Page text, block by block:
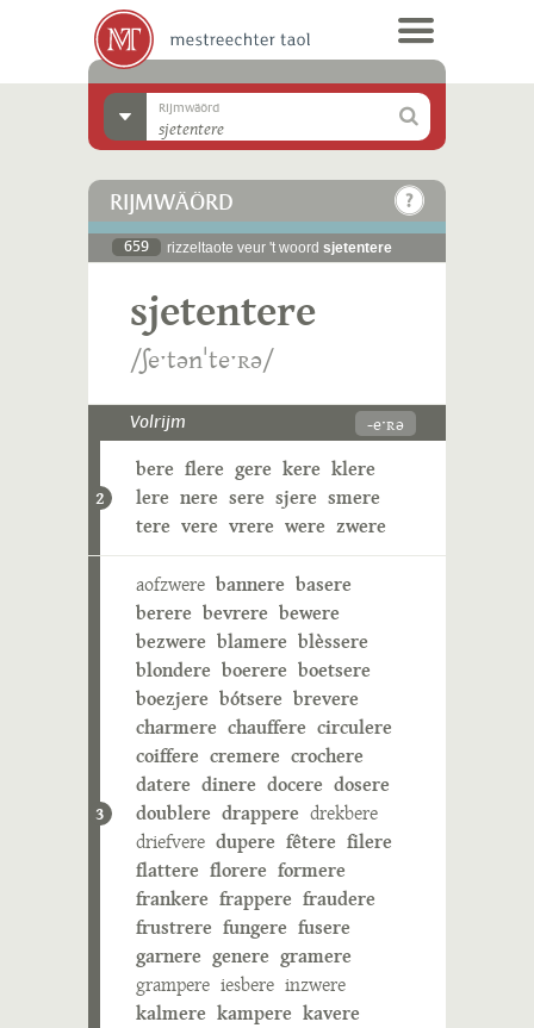
Rijmwäörd
RIJMWÄÖRD
659 rizzeltaote veur 't woord sjetentere
sjetentere
/ʃeˑtənˈteˑʀə/
Volrijm -eˑʀə
2
bere flere gere kere klere
lere nere sere sjere smere
tere vere vrere were zwere
3
aofzwere bannere basere
berere bevrere bewere
bezwere blamere blèssere
blondere boerere boetsere
boezjere bótsere brevere
charmere chauffere circulere
coiffere cremere crochere
datere dinere docere dosere
doublere drappere drekbere
driefvere dupere fêtere filere
flattere florere formere
frankere frappere fraudere
frustrere fungere fusere
garnere genere gramere
grampere iesbere inzwere
kalmere kampere kavere